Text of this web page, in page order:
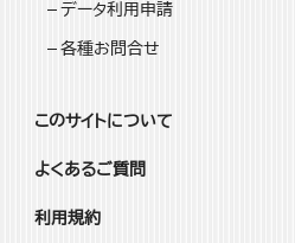
データ利用申請
各種お問合せ
このサイトについて
よくあるご質問
利用規約